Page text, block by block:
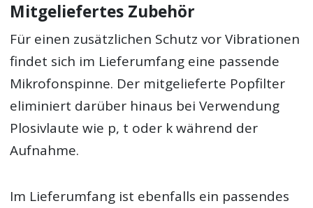
Mitgeliefertes Zubehör
Für einen zusätzlichen Schutz vor Vibrationen
findet sich im Lieferumfang eine passende
Mikrofonspinne. Der mitgelieferte Popfilter
eliminiert darüber hinaus bei Verwendung
Plosivlaute wie p, t oder k während der
Aufnahme.
Im Lieferumfang ist ebenfalls ein passendes